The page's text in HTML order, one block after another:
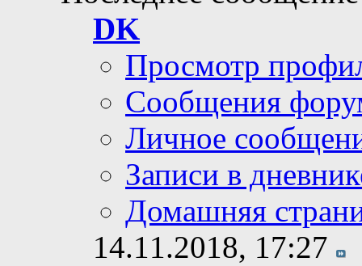
DK
Просмотр
Сообщения
Личное
Записи в
Домашняя
14.11.2018, 17:27